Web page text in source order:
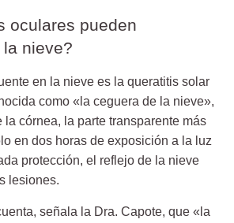
oculares pueden
nieve?
en la nieve es la queratitis solar
como «la ceguera de la nieve»,
la córnea, la parte transparente más
en dos horas de exposición a la luz
protección, el reflejo de la nieve
lesiones.
señala la Dra. Capote, que «la